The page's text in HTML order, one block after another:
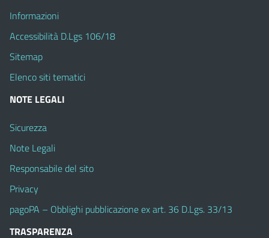
Informazioni
Accessibilità D.Lgs 106/18
Sitemap
Elenco siti tematici
NOTE LEGALI
Sicurezza
Note Legali
Responsabile del sito
Privacy
pagoPA – Obblighi pubblicazione ex art. 36 D.Lgs. 33/13
TRASPARENZA